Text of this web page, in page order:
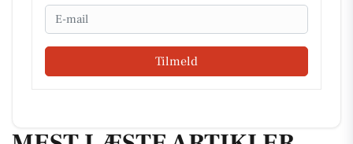
Email
Tilmeld